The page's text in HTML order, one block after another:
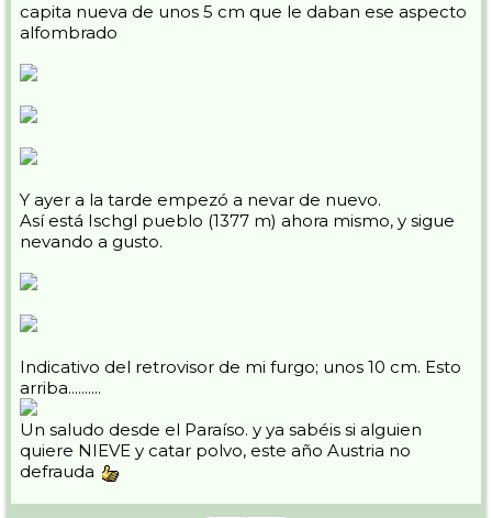
capita nueva de unos 5 cm que le daban ese aspecto
alfombrado
Y ayer a la tarde empezó a nevar de nuevo.
Así está Ischgl pueblo (1377 m) ahora mismo, y sigue
nevando a gusto.
Indicativo del retrovisor de mi furgo; unos 10 cm. Esto
arriba..........
Un saludo desde el Paraíso. y ya sabéis si alguien
quiere NIEVE y catar polvo, este año Austria no
defrauda